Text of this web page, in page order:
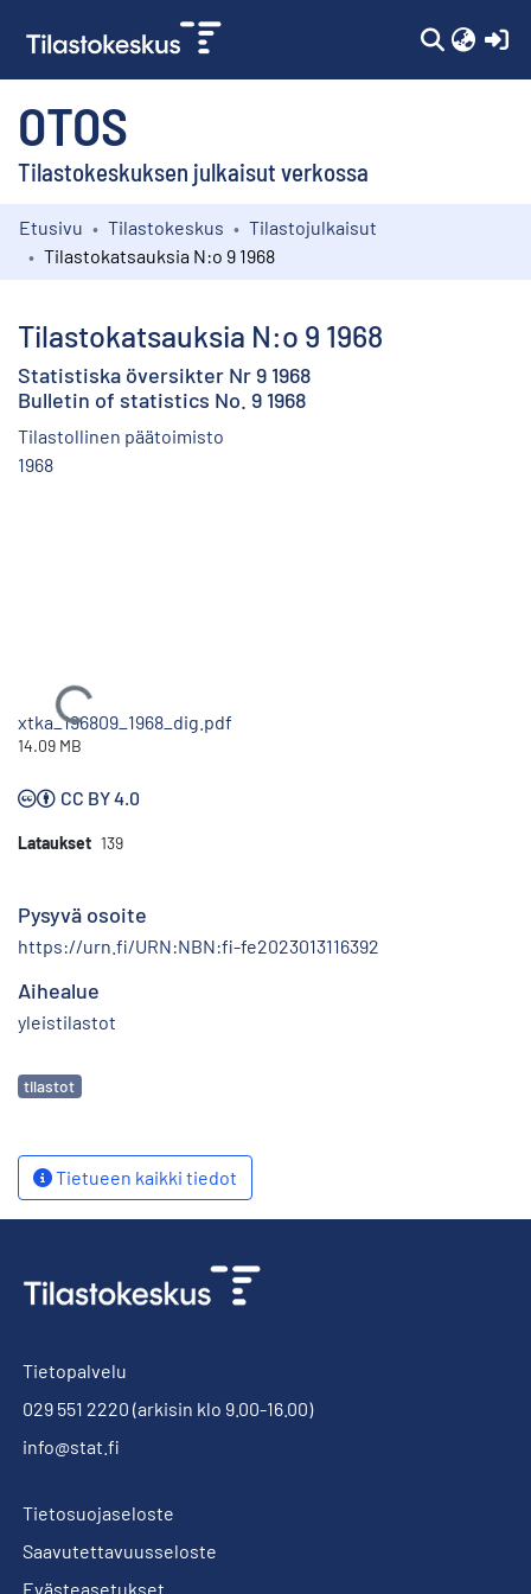
OTOS
Tilastokeskuksen julkaisut verkossa
Kokoelmat
Etusivu Tilastokeskus
Tilastojulkaisut
Tilastokatsauksia N:o 9 1968
Tilastokatsauksia N:o 9 1968
Statistiska översikter Nr 9 1968
Bulletin of statistics No. 9 1968
Tilastollinen päätoimisto
1968
Ladataan...
xtka_196809_1968_dig.pdf
14.09 MB
CC BY 4.0
Lataukset 139
Pysyvä osoite
https://urn.fi/URN:NBN:fi-fe2023013116392
Aihealue
yleistilastot
Avainsanat
tilastot
Tietueen kaikki tiedot
Tietopalvelu
029 551 2220 (arkisin klo 9.00-16.00)
info@stat.fi
Tietosuojaseloste
Saavutettavuusseloste
Evästeasetukset